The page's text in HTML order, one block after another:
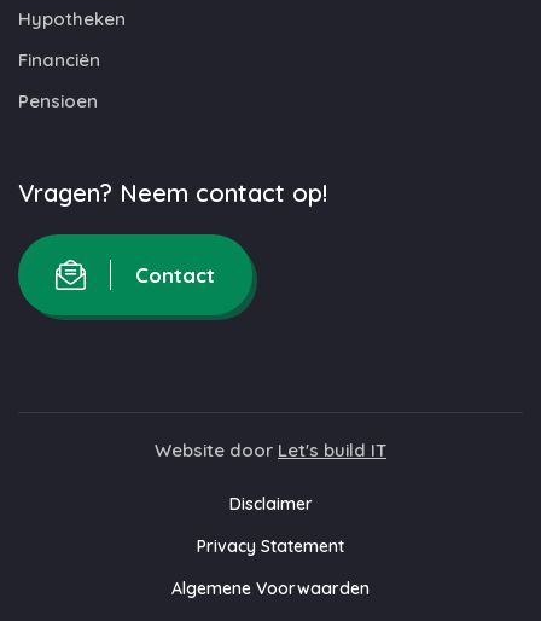
Hypotheken
Financiën
Pensioen
Vragen? Neem contact op!
Contact
Website door Let's build IT
Disclaimer
Privacy Statement
Algemene Voorwaarden